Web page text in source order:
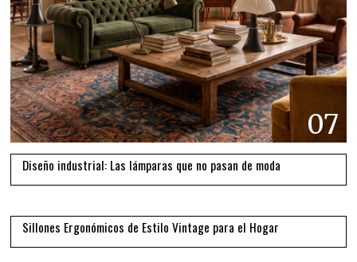
07
Diseño industrial: Las lámparas que no pasan de moda
08
Sillones Ergonómicos de Estilo Vintage para el Hogar
09